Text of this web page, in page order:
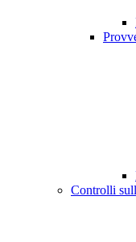
Controlli